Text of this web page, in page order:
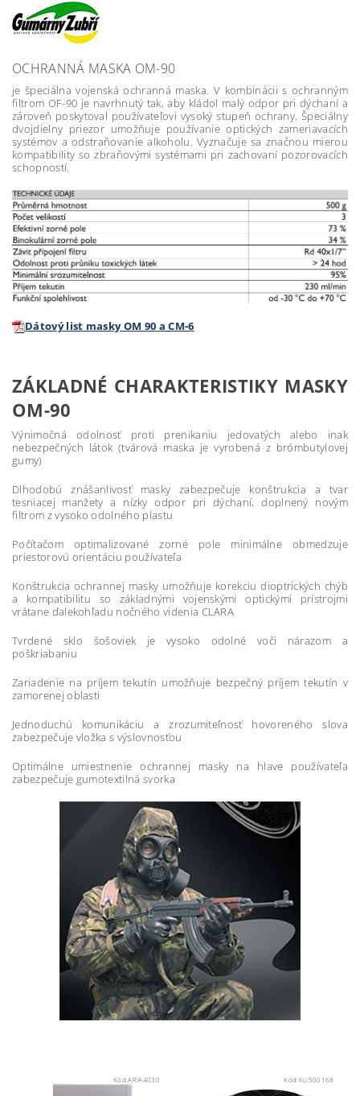
OCHRANNÁ MASKA OM-90
je špeciálna vojenská ochranná maska. V kombinácii s ochranným
filtrom OF-90 je navrhnutý tak, aby kládol malý odpor pri dýchaní a
zároveň poskytoval používateľovi vysoký stupeň ochrany. Špeciálny
dvojdielny priezor umožňuje používanie optických zameriavacích
systémov a odstraňovanie alkoholu. Vyznačuje sa značnou mierou
kompatibility so zbraňovými systémami pri zachovaní pozorovacích
schopností.
Dátový list masky OM 90 a CM-6
ZÁKLADNÉ CHARAKTERISTIKY MASKY
OM-90
Výnimočná odolnosť proti prenikaniu jedovatých alebo inak
nebezpečných látok (tvárová maska je vyrobená z brómbutylovej
gumy)
Dlhodobú znášanlivosť masky zabezpečuje konštrukcia a tvar
tesniacej manžety a nízky odpor pri dýchaní, doplnený novým
filtrom z vysoko odolného plastu
Počítačom optimalizované zorné pole minimálne obmedzuje
priestorovú orientáciu používateľa
Konštrukcia ochrannej masky umožňuje korekciu dioptrických chýb
a kompatibilitu so základnými vojenskými optickými prístrojmi
vrátane ďalekohľadu nočného videnia CLARA
Tvrdené sklo šošoviek je vysoko odolné voči nárazom a
poškriabaniu
Zariadenie na príjem tekutín umožňuje bezpečný príjem tekutín v
zamorenej oblasti
Jednoduchú komunikáciu a zrozumiteľnosť hovoreného slova
zabezpečuje vložka s výslovnosťou
Optimálne umiestnenie ochrannej masky na hlave používateľa
zabezpečuje gumotextilná svorka
Kód:ARIA4030 Kód: KLI500168